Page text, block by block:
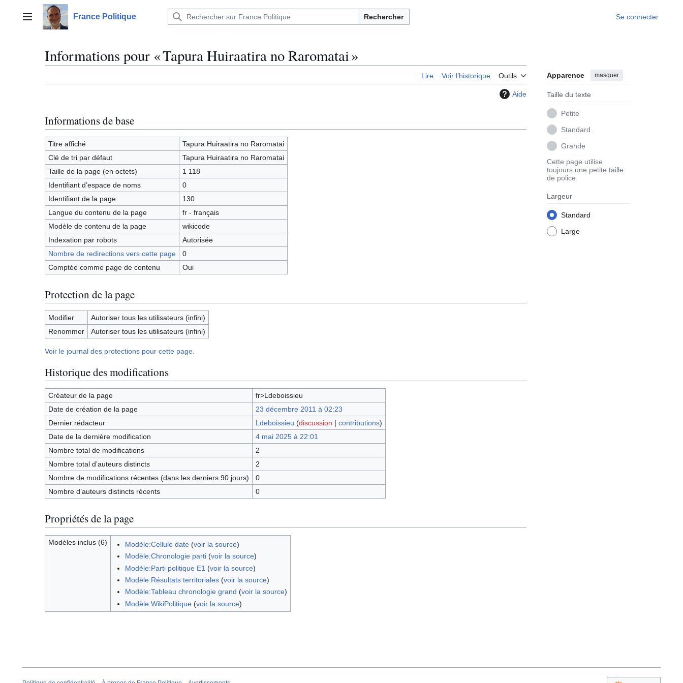
contenuMenu principalFrance Politique Rechercher Se connecter
Informations pour « Tapura Huiraatira no Raromatai »
Lire Voir l’historique Outils Apparence masquer
Taille du texte
Petite
Standard
Grande
Cette page utilise
toujours une petite taille
de police
Largeur
Standard
Large
Aide
Informations de base
Titre affiché
Tapura Huiraatira no Raromatai
Clé de tri par défaut
Tapura Huiraatira no Raromatai
Taille de la page (en octets)
1 118
Identifiant dʼespace de noms
0
Identifiant de la page
130
Langue du contenu de la page
fr - français
Modèle de contenu de la page
wikicode
Indexation par robots
Autorisée
Nombre de redirections vers cette page
0
Comptée comme page de contenu
Oui
Protection de la page
Modifier
Autoriser tous les utilisateurs (infini)
Renommer
Autoriser tous les utilisateurs (infini)
Voir le journal des protections pour cette page.
Historique des modifications
Créateur de la page
fr>Ldeboissieu
Date de création de la page
23 décembre 2011 à 02:23
Dernier rédacteur
Ldeboissieu (discussion | contributions)
Date de la dernière modification
4 mai 2025 à 22:01
Nombre total de modifications
2
Nombre total d’auteurs distincts
2
Nombre de modifications récentes (dans les derniers 90 jours)
0
Nombre d’auteurs distincts récents
0
Propriétés de la page
Modèles inclus (6) Modèle:Cellule date(voir la source)
Modèle:Chronologie parti(voir la source)
Modèle:Parti politique E1 (voir la source)
Modèle:Résultats territoriales(voir la source)
Modèle:Tableau chronologie grand (voir la source)
Modèle:WikiPolitique(voir la source)